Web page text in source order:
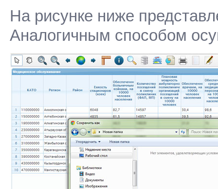
На рисунке ниже
Аналогичным способом